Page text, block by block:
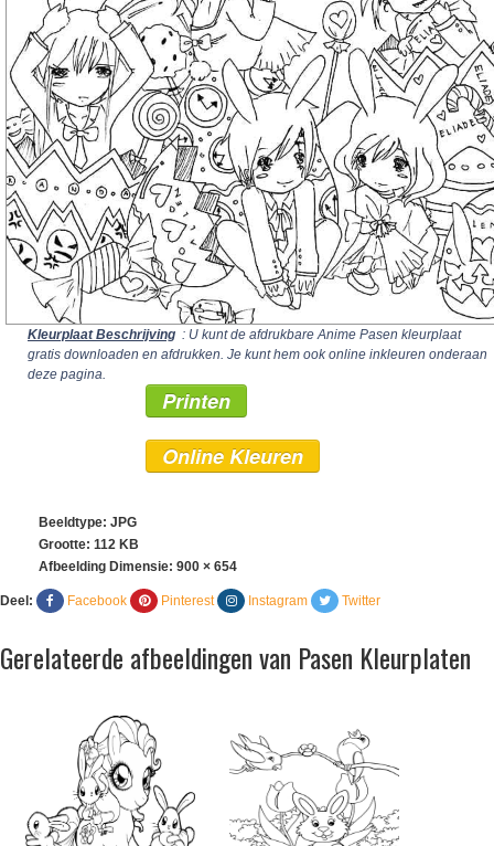
Kleurplaat Beschrijving : U kunt de afdrukbare Anime Pasen kleurplaat
gratis downloaden en afdrukken. Je kunt hem ook online inkleuren onderaan
deze pagina.
Printen
Online Kleuren
Beeldtype: JPG
Grootte: 112 KB
Afbeelding Dimensie: 900 × 654
Deel: Facebook Pinterest Instagram Twitter
Gerelateerde afbeeldingen van Pasen Kleurplaten